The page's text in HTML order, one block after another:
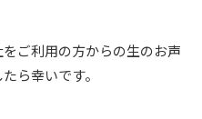
ご利用の方からの生のお声
ら幸いです。